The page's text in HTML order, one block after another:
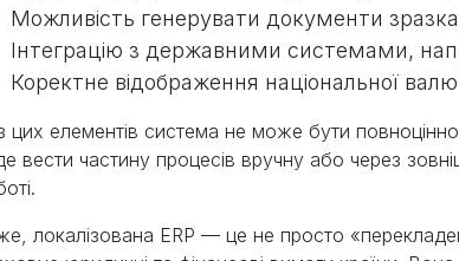
Можливість генерувати документи
Інтеграцію з державними системами,
Коректне відображення національної
цих елементів система не може бути
вести частину процесів вручну або через
локалізована ERP — це не просто